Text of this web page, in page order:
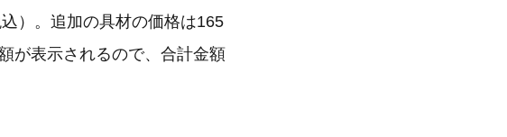
）。追加の具材の価格は165
が表示されるので、合計金額